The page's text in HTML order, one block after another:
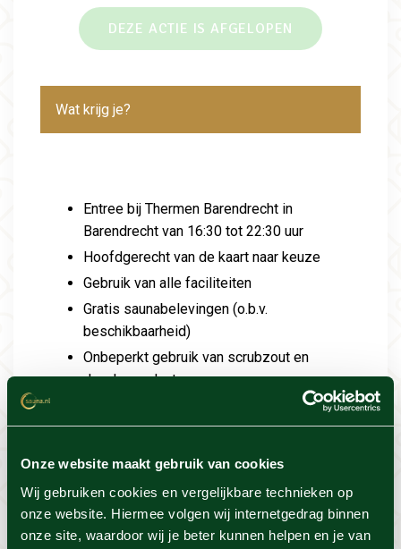
Onze website maakt gebruik van cookies
Wij gebruiken cookies en vergelijkbare technieken op
onze website. Hiermee volgen wij internetgedrag binnen
onze site, waardoor wij je beter kunnen helpen en je van
Wat krijg je?
Entree bij Thermen Barendrecht in
Barendrecht van 16:30 tot 22:30 uur
Hoofdgerecht van de kaart naar keuze
Gebruik van alle faciliteiten
Gratis saunabelevingen (o.b.v.
beschikbaarheid)
Onbeperkt gebruik van scrubzout en
doucheproducten
Let op: dit e-ticket is uitsluitend geldig bij
wellnessresort Thermen Barendrecht in
een ander resort?Kies hierhet
wellnessresort dat bij jou past en ontdek
de acties.